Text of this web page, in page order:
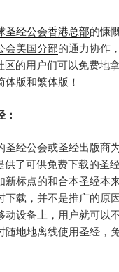
圣经公会香港总部的慷
会美国分部的通力协作
区的用户们可以免费地
版和繁体版！
圣经公会或圣经出版商
供了可供免费下载的圣
新标点的和合本圣经本
下载，并不是推广的原
动设备上，用户就可以
随地地离线使用圣经，